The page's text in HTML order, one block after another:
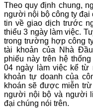
Theo quy định chung,
người nội bộ công ty đại
tin về giao dịch trước
thiểu 3 ngày làm việc.
trong trường hợp công
tài khoản của Nhà
phiếu này trên hệ
04 ngày làm việc kể từ
khoản tự doanh của
khoán sẽ được miễn
người nội bộ và người
đại chúng nói trên.